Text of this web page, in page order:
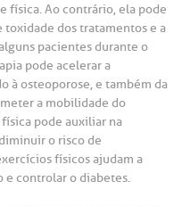
física. Ao contrário, ela pode
dos tratamentos e a
pacientes durante o
pode acelerar a
à osteoporose, e também da
a mobilidade do
pode auxiliar na
o risco de
físicos ajudam a
e controlar o diabetes.